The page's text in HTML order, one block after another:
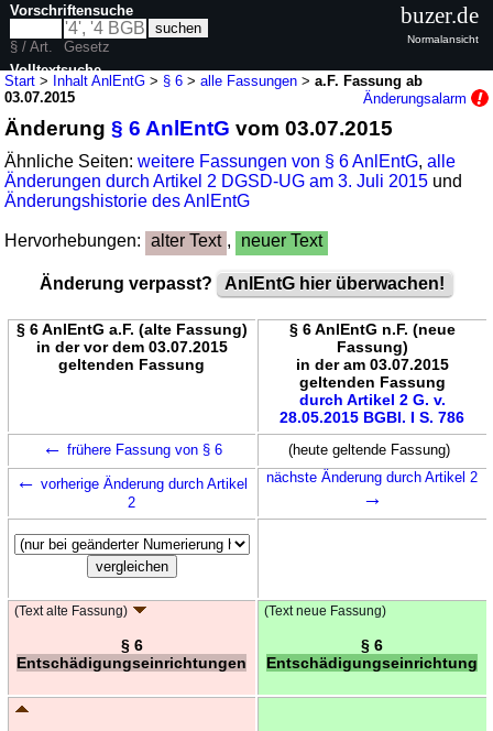
Start > Inhalt AnlEntG > § 6 >alle Fassungen >a.F. Fassung ab
03.07.2015
Änderungsalarm
Änderung§ 6 AnlEntG vom 03.07.2015
Ähnliche Seiten:weitere Fassungen von § 6 AnlEntG,alle
Änderungen durch Artikel 2 DGSD-UG am 3. Juli 2015 und
Änderungshistorie des AnlEntG
Hervorhebungen: alter Text , neuer Text
Änderung verpasst? AnlEntG hier überwachen!
§ 6 AnlEntG a.F. (alte Fassung)
in der vor dem 03.07.2015
geltenden Fassung
§ 6 AnlEntG n.F. (neue
Fassung)
in der am 03.07.2015
geltenden Fassung
durch Artikel 2 G. v.
28.05.2015 BGBl. I S. 786
← frühere Fassung von § 6 (heute geltende Fassung)
← vorherige Änderung durch Artikel
2
nächste Änderung durch Artikel 2
→
(Text alte Fassung)
§ 6
Entschädigungseinrichtungen
(Text neue Fassung)
§ 6
Entschädigungseinrichtung
Vorschriftensuche
§ / Art.
Gesetz
Volltextsuche
buzer.de
Normalansicht